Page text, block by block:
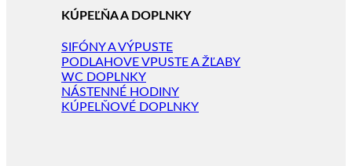
KÚPEĽŇA A DOPLNKY
SIFÓNY A VÝPUSTE
PODLAHOVE VPUSTE A ŽĽABY
WC DOPLNKY
NÁSTENNÉ HODINY
KÚPELŇOVÉ DOPLNKY